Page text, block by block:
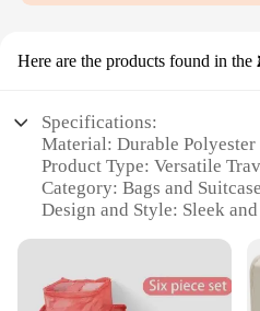
Here are the products found in the
Specifications:
Material: Durable Polyester
Product Type: Versatile
Category: Bags and
Design and Style: Sleek
Shape and Size: Compact
Performance and Property:
Sturdy